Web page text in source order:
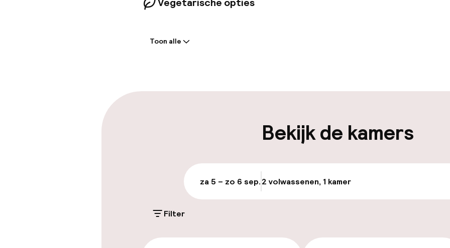
Parkeergelegenheid op eigen
Gratis parkeren
Openbaar parkeren
Toegankelijkheid
Toon alle
Bekijk de kamers
za 5 – zo 6 sep.2 volwassenen, 1 kamer
Filter